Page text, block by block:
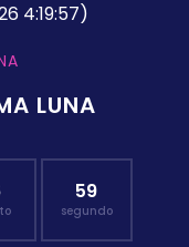
4:19:57)
LUNA
59
segundo